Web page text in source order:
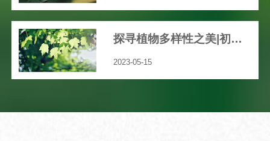
探寻植物多样性之美|初夏，我们身边那些绚丽多彩的草本花卉
2023-05-15